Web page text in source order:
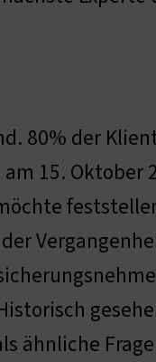
80% der
15. Oktober
ähnliche